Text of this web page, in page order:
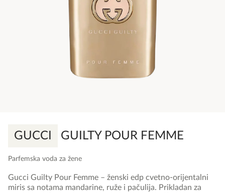
GUCCI GUILTY POUR FEMME
Parfemska voda za žene
Gucci Guilty Pour Femme – ženski edp cvetno-orijentalni
miris sa notama mandarine, ruže i pačulija. Prikladan za